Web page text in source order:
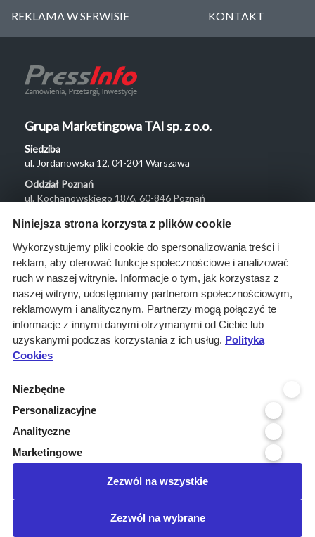
REKLAMA W SERWISIE KONTAKT
Grupa Marketingowa TAI sp. z o.o.
Siedziba
ul. Jordanowska 12, 04-204 Warszawa
Oddział Poznań
ul. Kochanowskiego 18/6, 60-846 Poznań
Menu
O nas
Rozwiązania
Monitoring
przetargów
Raporty
przetargowe
Kontakt
Kontakt
Infolinia 800 800 707
kontakt@pressinfo.pl
Niniejsza strona korzysta z plików cookie
Wykorzystujemy pliki cookie do spersonalizowania treści i
reklam, aby oferować funkcje społecznościowe i analizować
ruch w naszej witrynie. Informacje o tym, jak korzystasz z
naszej witryny, udostępniamy partnerom społecznościowym,
reklamowym i analitycznym. Partnerzy mogą połączyć te
informacje z innymi danymi otrzymanymi od Ciebie lub
uzyskanymi podczas korzystania z ich usług. Polityka
Cookies
Niezbędne
Personalizacyjne
Analityczne
Marketingowe
Zezwól na wszystkie
Zezwól na wybrane